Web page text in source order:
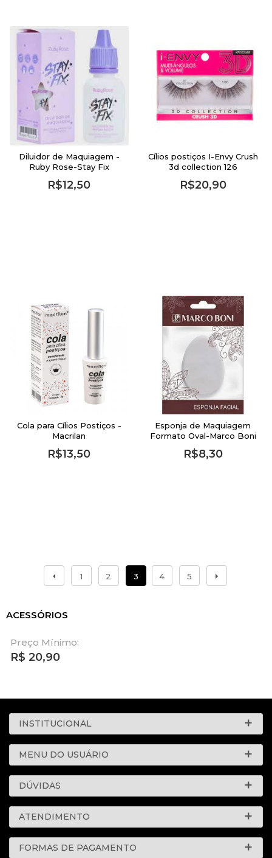
Diluidor de Maquiagem -
Ruby Rose-Stay Fix
R$12,50
Cílios postiços I-Envy Crush
3d collection 126
R$20,90
Cola para Cílios Postiços -
Macrilan
R$13,50
Esponja de Maquiagem
Formato Oval-Marco Boni
R$8,30
1 2 3 4 5
ACESSÓRIOS
Preço Mínimo:
R$ 20,90
INSTITUCIONAL
MENU DO USUÁRIO
DÚVIDAS
ATENDIMENTO
FORMAS DE PAGAMENTO